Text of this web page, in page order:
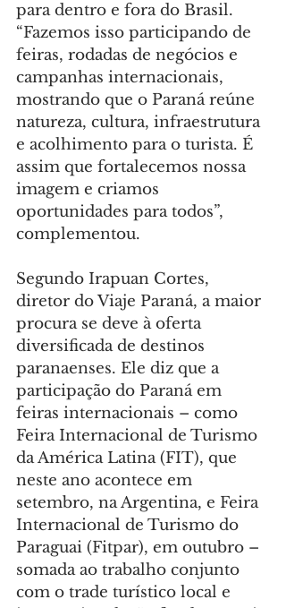
para dentro e fora do Brasil.
“Fazemos isso participando de
feiras, rodadas de negócios e
campanhas internacionais,
mostrando que o Paraná reúne
natureza, cultura, infraestrutura
e acolhimento para o turista. É
assim que fortalecemos nossa
imagem e criamos
oportunidades para todos”,
complementou.
Segundo Irapuan Cortes,
diretor do Viaje Paraná, a maior
procura se deve à oferta
diversificada de destinos
paranaenses. Ele diz que a
participação do Paraná em
feiras internacionais – como
Feira Internacional de Turismo
da América Latina (FIT), que
neste ano acontece em
setembro, na Argentina, e Feira
Internacional de Turismo do
Paraguai (Fitpar), em outubro –
somada ao trabalho conjunto
com o trade turístico local e